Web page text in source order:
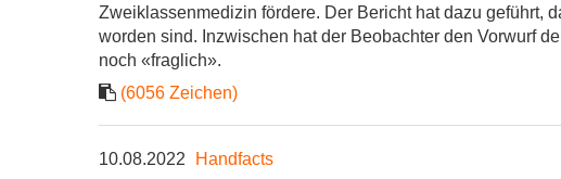
Zweiklassenmedizin fördere. Der Bericht hat dazu geführt,
worden sind. Inzwischen hat der Beobachter den Vorwurf
noch «fraglich».
(6056 Zeichen)
10.08.2022 Handfacts